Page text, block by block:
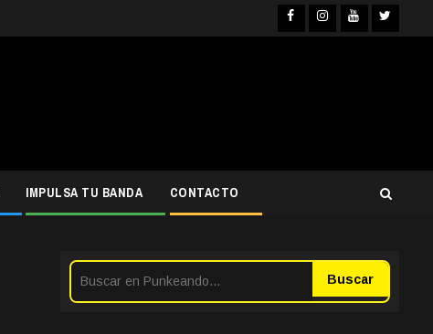
Facebook
Instagram
IMPULSA TU BANDA CONTACTO
Buscar